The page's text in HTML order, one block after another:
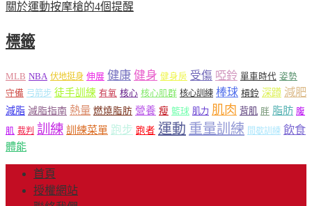
關於運動按摩槍的4個提醒
標籤
MLB NBA 伏地挺身 伸展 健康 健身 健身房 受傷 啞鈴 單車時代 姿勢
守備 弓箭步 徒手訓練 有氧 核心 核心肌群 核心訓練 棒球 槓鈴 深蹲 減肥
減脂 減脂指南 熱量 燃燒脂肪 營養 瘦 籃球 肌力 肌肉 背肌 胖 脂肪 腹
肌 裁判 訓練 訓練菜單 跑步 跑者 運動 重量訓練 間歇訓練 飲食
體能
首頁
授權網站